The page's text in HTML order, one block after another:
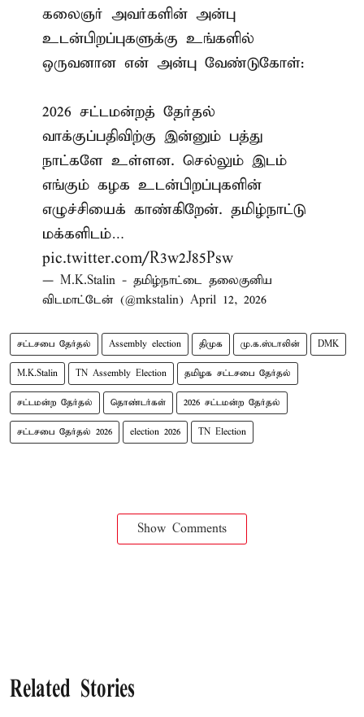
கலைஞர் அவர்களின் அன்பு
உடன்பிறப்புகளுக்கு உங்களில்
ஒருவனான என் அன்பு வேண்டுகோள்:
2026 சட்டமன்றத் தேர்தல்
வாக்குப்பதிவிற்கு இன்னும் பத்து
நாட்களே உள்ளன. செல்லும் இடம்
எங்கும் கழக உடன்பிறப்புகளின்
எழுச்சியைக் காண்கிறேன். தமிழ்நாட்டு
மக்களிடம்…
pic.twitter.com/R3w2J85Psw
— M.K.Stalin - தமிழ்நாட்டை தலைகுனிய
விடமாட்டேன் (@mkstalin) April 12, 2026
சட்டசபை தேர்தல் Assembly election திமுக மு.க.ஸ்டாலின் DMK
M.K.Stalin TN Assembly Election தமிழக சட்டசபை தேர்தல்
சட்டமன்ற தேர்தல் தொண்டர்கள் 2026 சட்டமன்ற தேர்தல்
சட்டசபை தேர்தல் 2026 election 2026 TN Election
Show Comments
Related Stories